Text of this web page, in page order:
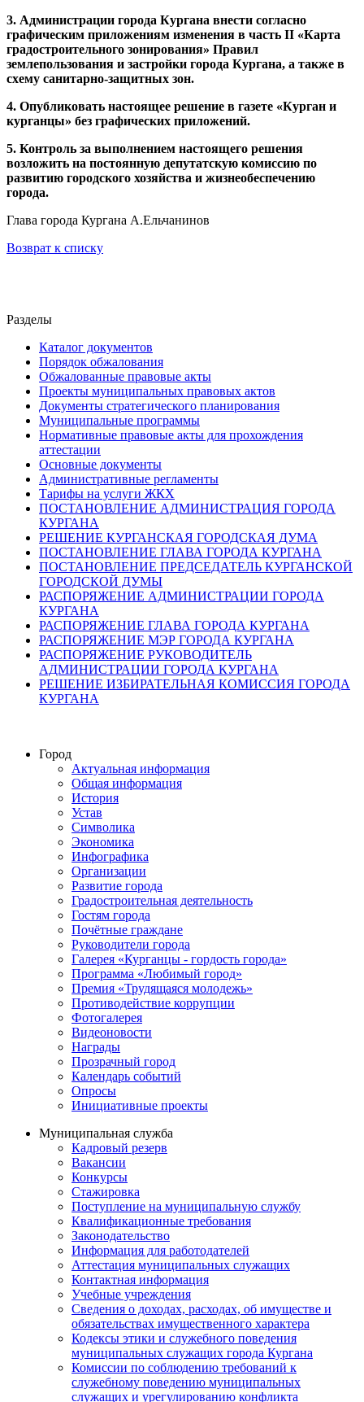
3. Администрации города Кургана внести согласно
графическим приложениям изменения в часть II «Карта
градостроительного зонирования» Правил
землепользования и застройки города Кургана, а также в
схему санитарно-защитных зон.
4. Опубликовать настоящее решение в газете «Курган и
курганцы» без графических приложений.
5. Контроль за выполнением настоящего решения
возложить на постоянную депутатскую комиссию по
развитию городского хозяйства и жизнеобеспечению
города.
Глава города Кургана А.Ельчанинов
Возврат к списку
Разделы
Каталог документов
Порядок обжалования
Обжалованные правовые акты
Проекты муниципальных правовых актов
Документы стратегического планирования
Муниципальные программы
Нормативные правовые акты для прохождения
аттестации
Основные документы
Административные регламенты
Тарифы на услуги ЖКХ
ПОСТАНОВЛЕНИЕ АДМИНИСТРАЦИЯ ГОРОДА
КУРГАНА
РЕШЕНИЕ КУРГАНСКАЯ ГОРОДСКАЯ ДУМА
ПОСТАНОВЛЕНИЕ ГЛАВА ГОРОДА КУРГАНА
ПОСТАНОВЛЕНИЕ ПРЕДСЕДАТЕЛЬ КУРГАНСКОЙ
ГОРОДСКОЙ ДУМЫ
РАСПОРЯЖЕНИЕ АДМИНИСТРАЦИИ ГОРОДА
КУРГАНА
РАСПОРЯЖЕНИЕ ГЛАВА ГОРОДА КУРГАНА
РАСПОРЯЖЕНИЕ МЭР ГОРОДА КУРГАНА
РАСПОРЯЖЕНИЕ РУКОВОДИТЕЛЬ
АДМИНИСТРАЦИИ ГОРОДА КУРГАНА
РЕШЕНИЕ ИЗБИРАТЕЛЬНАЯ КОМИССИЯ ГОРОДА
КУРГАНА
Город
Актуальная информация
Общая информация
История
Устав
Символика
Экономика
Инфографика
Организации
Развитие города
Градостроительная деятельность
Гостям города
Почётные граждане
Руководители города
Галерея «Курганцы - гордость города»
Программа «Любимый город»
Премия «Трудящаяся молодежь»
Противодействие коррупции
Фотогалерея
Видеоновости
Награды
Прозрачный город
Календарь событий
Опросы
Инициативные проекты
Муниципальная служба
Кадровый резерв
Вакансии
Конкурсы
Стажировка
Поступление на муниципальную службу
Квалификационные требования
Законодательство
Информация для работодателей
Аттестация муниципальных служащих
Контактная информация
Учебные учреждения
Сведения о доходах, расходах, об имуществе и
обязательствах имущественного характера
Кодексы этики и служебного поведения
муниципальных служащих города Кургана
Комиссии по соблюдению требований к
служебному поведению муниципальных
служащих и урегулированию конфликта